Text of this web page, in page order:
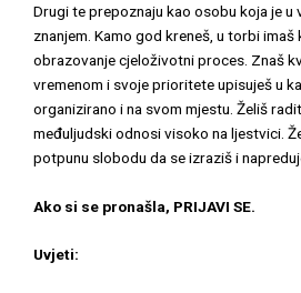
Drugi te prepoznaju kao osobu koja je u
znanjem. Kamo god kreneš, u torbi imaš
obrazovanje cjeloživotni proces. Znaš
vremenom i svoje prioritete upisuješ u
organizirano i na svom mjestu. Želiš
međuljudski odnosi visoko na ljestvici.
potpunu slobodu da se izraziš i
Ako si se pronašla, PRIJAVI SE.
Uvjeti: